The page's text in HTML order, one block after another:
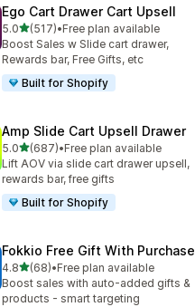
Ego Cart Drawer Cart Upsell
5.0별 5개 중
(517)
총 리뷰 517개
•Free plan available
Boost Sales w Slide cart drawer,
Rewards bar, Free Gifts, etc
Built for Shopify
Amp Slide Cart Upsell Drawer
5.0별 5개 중
(687)
총 리뷰 687개
•Free plan available
Lift AOV via slide cart drawer upsell,
rewards bar, free gifts
Built for Shopify
Fokkio Free Gift With Purchase
4.8별 5개 중
(68)
총 리뷰 68개
•Free plan available
Boost sales with auto-added gifts &
products - smart targeting